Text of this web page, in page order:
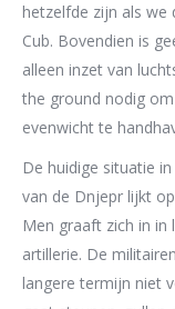
hetzelfde zijn als we
Cub. Bovendien is
alleen inzet van
the ground nodig om
evenwicht te
De huidige situatie
van de Dnjepr lijkt
Men graaft zich in in
artillerie. De
langere termijn niet